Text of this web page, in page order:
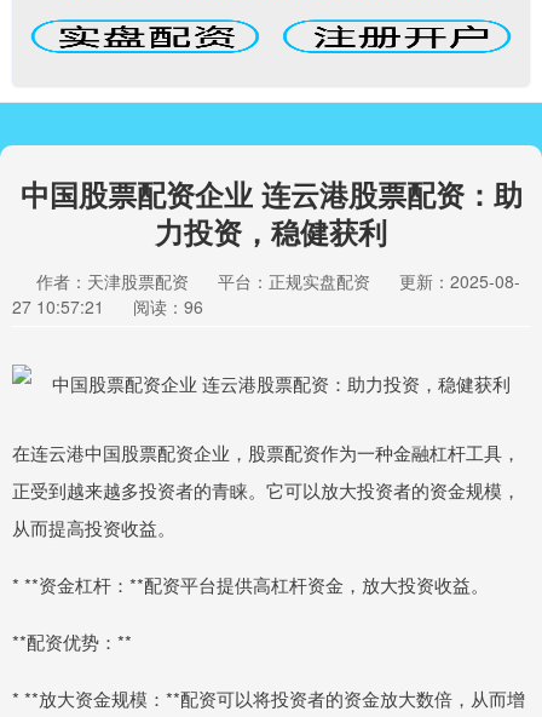
中国股票配资企业 连云港股票配资：助
力投资，稳健获利
作者：天津股票配资 平台：正规实盘配资
更新：2025-08-
27 10:57:21
阅读：96
在连云港中国股票配资企业，股票配资作为一种金融杠杆工具，
正受到越来越多投资者的青睐。它可以放大投资者的资金规模，
从而提高投资收益。
* **资金杠杆：**配资平台提供高杠杆资金，放大投资收益。
**配资优势：**
* **放大资金规模：**配资可以将投资者的资金放大数倍，从而增